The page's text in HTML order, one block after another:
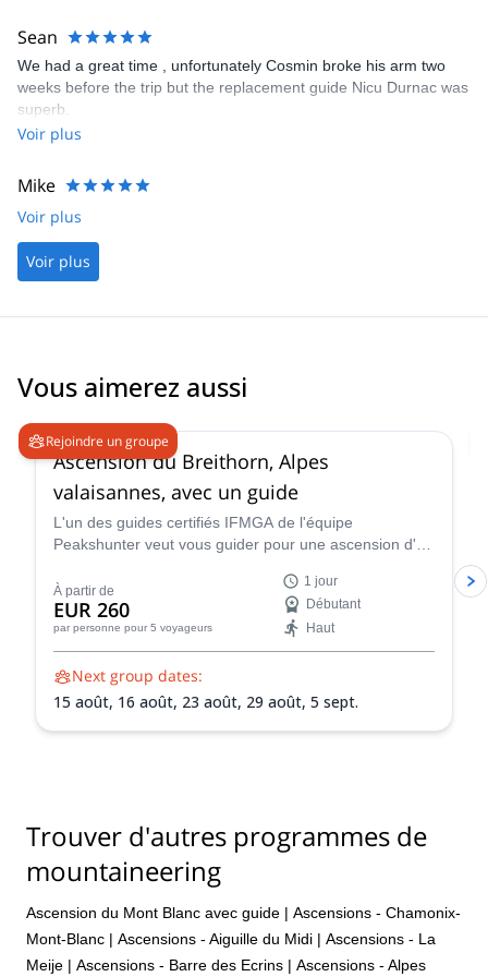
Sean
We had a great time , unfortunately Cosmin broke his arm two
weeks before the trip but the replacement guide Nicu Durnac was
superb.
Voir plus
Mike
Voir plus
Voir plus
Vous aimerez aussi
Rejoindre un groupe
Ascension du Breithorn, Alpes
valaisannes, avec un guide
L'un des guides certifiés IFMGA de l'équipe
Peakshunter veut vous guider pour une ascension d'un
Alpes Pennines de la Suisse.
À partir de
EUR 260
par personne pour 5 voyageurs
1 jour
Débutant
Haut
Next group dates:
15 août, 16 août, 23 août, 29 août, 5 sept.
Trouver d'autres programmes de
mountaineering
Ascension du Mont Blanc avec guide | Ascensions - Chamonix-
Mont-Blanc | Ascensions - Aiguille du Midi | Ascensions - La
Meije | Ascensions - Barre des Ecrins | Ascensions - Alpes